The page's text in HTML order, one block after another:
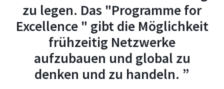
zu legen. Das "Programme for
Excellence " gibt die Möglichkeit
frühzeitig Netzwerke
aufzubauen und global zu
denken und zu handeln. ”